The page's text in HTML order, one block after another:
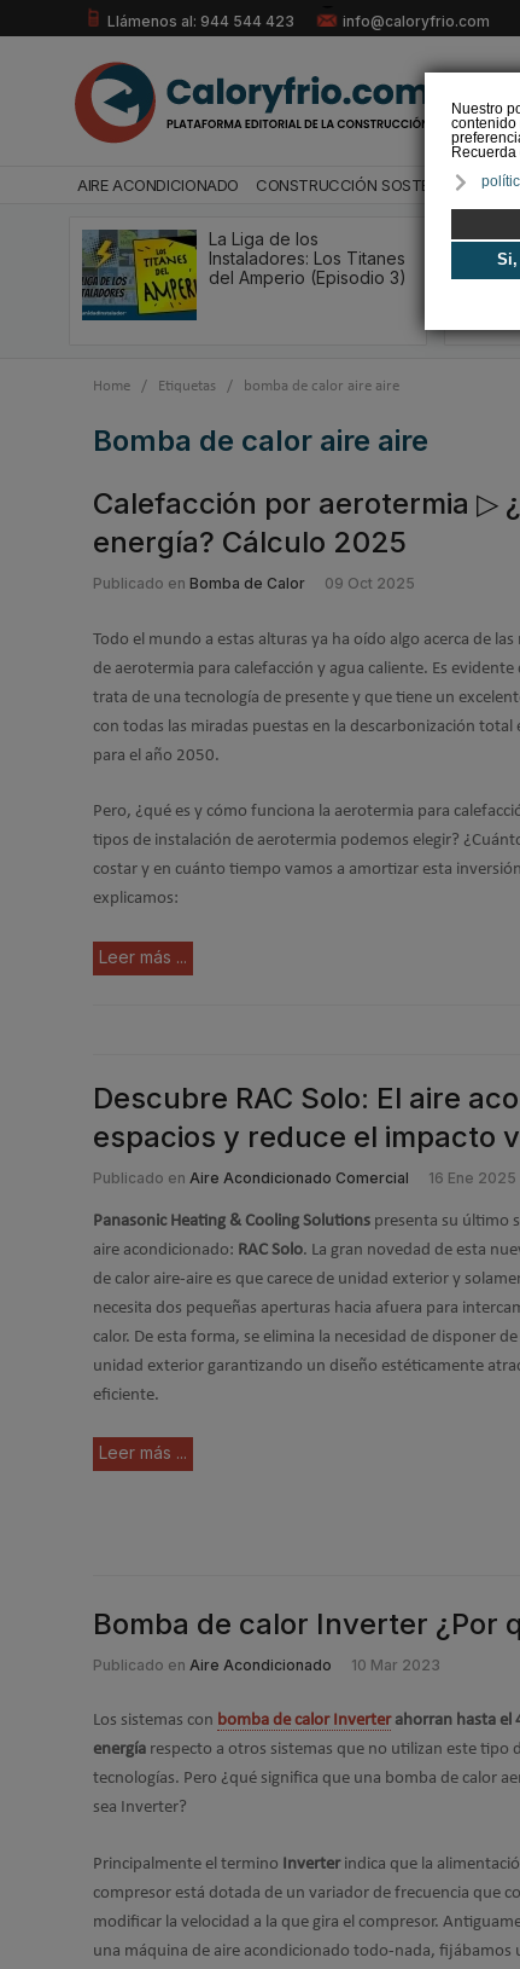
Nuestro
contenido
Si,
Llámenos al: 944 544 423 info@caloryfrio.com
AIRE ACONDICIONADO CONSTRUCCIÓN SOSTENIBLE
La Liga de los
Instaladores: Los Titanes
del Amperio (Episodio 3)
Home / Etiquetas / bomba de calor aire aire
bomba de calor aire aire
Calefacción por aerotermia ▷
energía? Cálculo 2025
Publicado en Bomba de Calor 09 Oct 2025
Todo el mundo a estas alturas ya ha oído algo acerca de las
de aerotermia para calefacción y agua caliente. Es evidente
trata de una tecnología de presente y que tiene un
con todas las miradas puestas en la descarbonización total
para el año 2050.
Pero, ¿qué es y cómo funciona la aerotermia para
tipos de instalación de aerotermia podemos elegir?
costar y en cuánto tiempo vamos a amortizar esta
explicamos:
Leer más ...
Descubre RAC Solo: El aire
espacios y reduce el impacto
Publicado en Aire Acondicionado Comercial 16 Ene 2025
Panasonic Heating & Cooling Solutions presenta su último
aire acondicionado: RAC Solo. La gran novedad de esta
de calor aire-aire es que carece de unidad exterior y
necesita dos pequeñas aperturas hacia afuera para
calor. De esta forma, se elimina la necesidad de disponer
unidad exterior garantizando un diseño estéticamente
eficiente.
Leer más ...
Bomba de calor Inverter ¿Por
Publicado en Aire Acondicionado 10 Mar 2023
Los sistemas con bomba de calor Inverterahorran hasta el
energía respecto a otros sistemas que no utilizan este tipo
tecnologías. Pero ¿qué significa que una bomba de calor
sea Inverter?
Principalmente el termino Inverterindica que la
compresor está dotada de un variador de frecuencia que
modificar la velocidad a la que gira el compresor.
una máquina de aire acondicionado todo-nada, fijábamos